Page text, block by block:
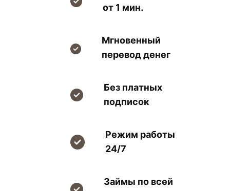
от 1 мин.
Мгновенный
перевод денег
Без платных
подписок
Режим работы
24/7
Займы по всей